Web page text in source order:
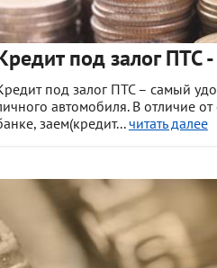
под залог ПТС
под залог ПТС – самый
автомобиля. В отличие
заем(кредит...читать далее